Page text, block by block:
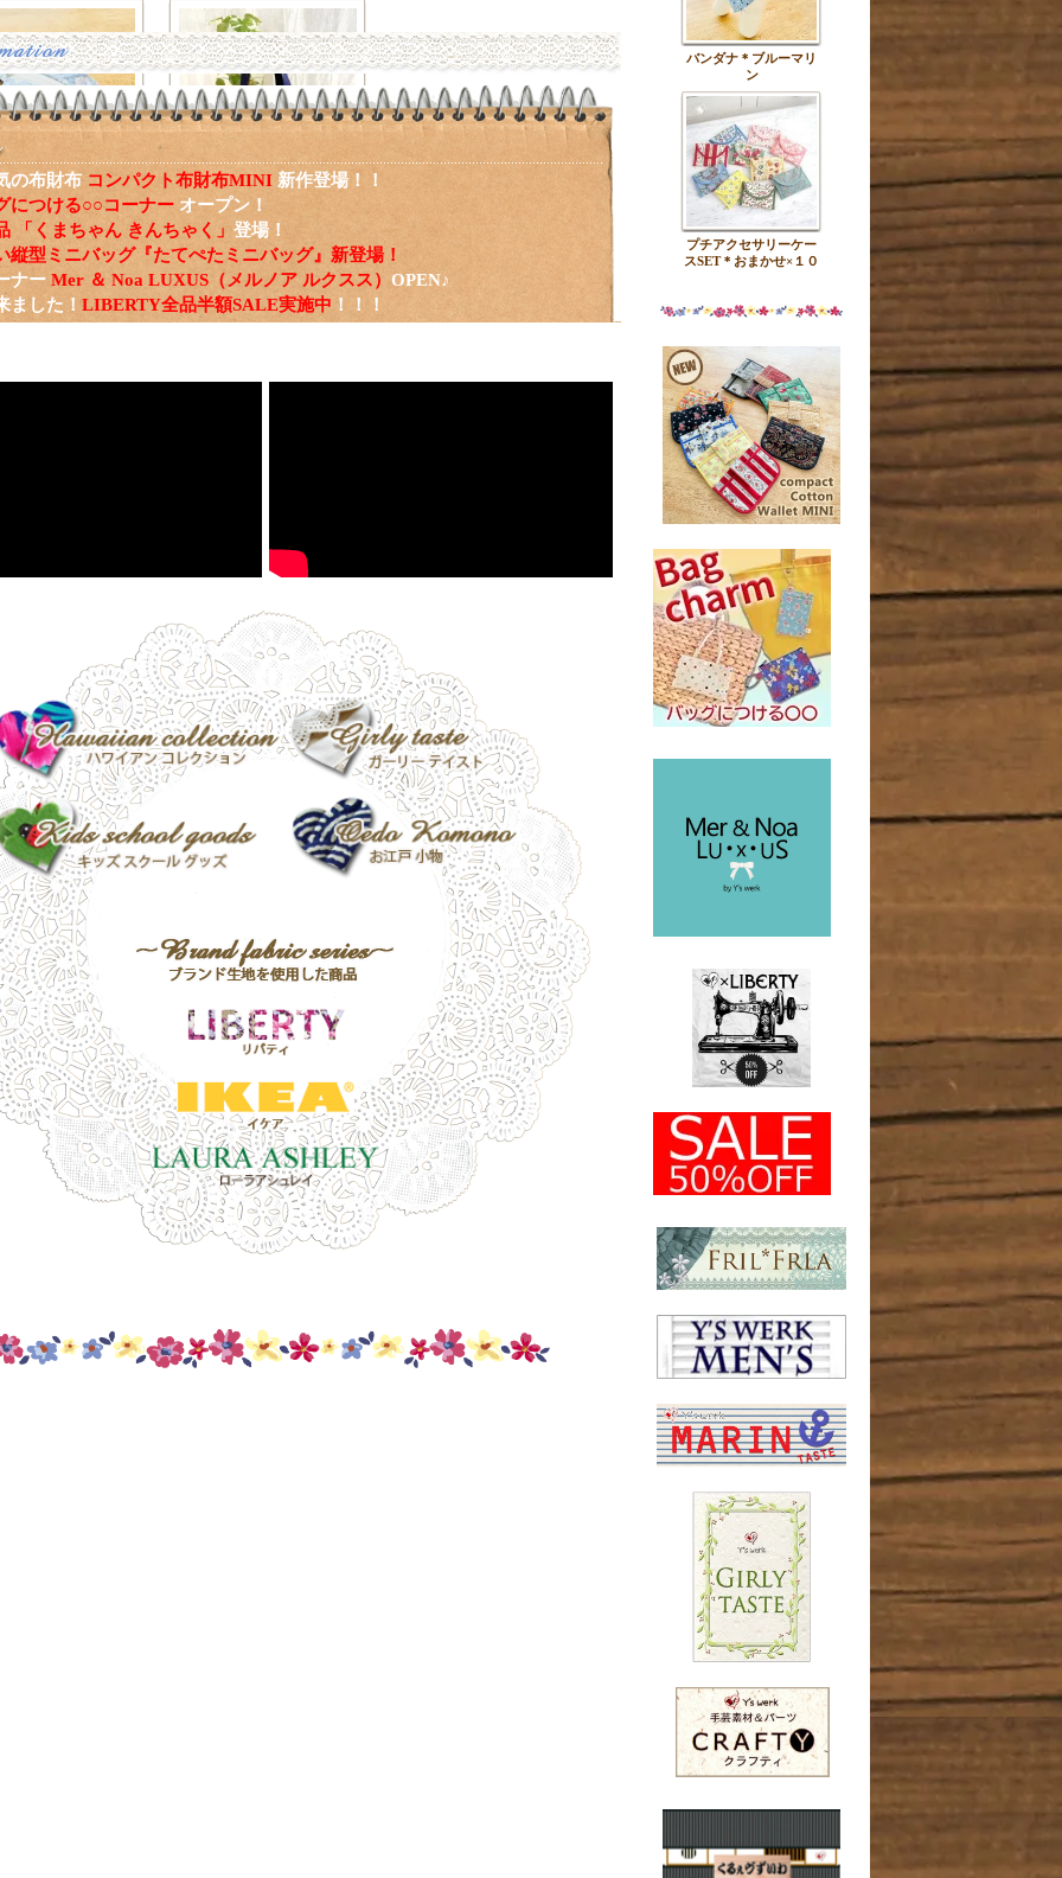
ッグチャームファスナ
＊ブルースクエアフラ
ワー
ハートアップリケのミ
ニトート＊ネイビー
の布財布 コンパクト布財布MINI 新作登場！！
につける○○コーナー オープン！
「くまちゃん きんちゃく」 登場！
縦型ミニバッグ『たてぺたミニバッグ』新登場！
ナー Mer ＆ Noa LUXUS（メルノア ルクスス） OPEN♪
した！ LIBERTY全品半額SALE実施中 ！！！
バンダナ＊ブルーマリ
ン
プチアクセサリーケー
スSET＊おまかせ×１０